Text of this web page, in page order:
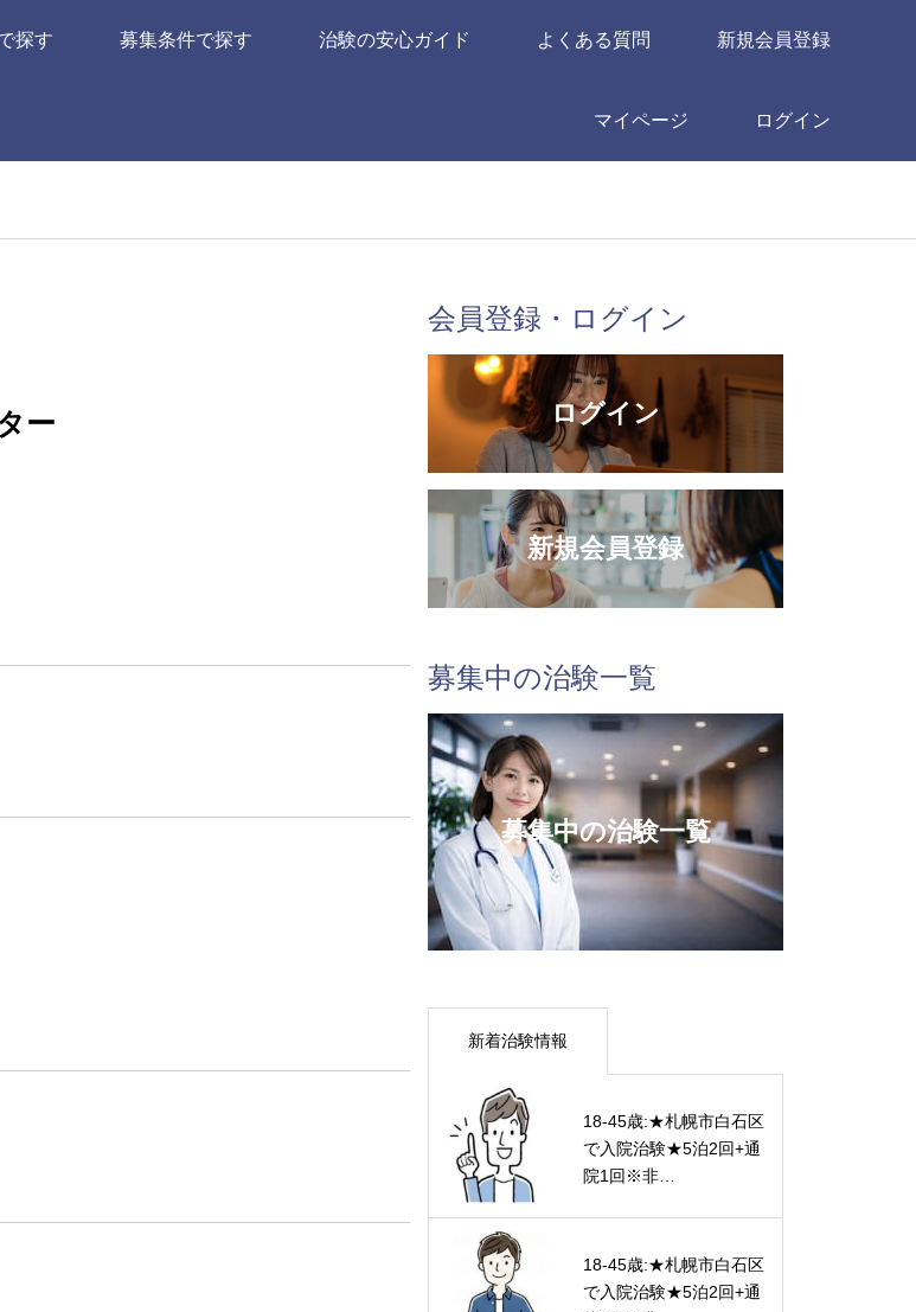
探す 募集条件で探す 治験の安心ガイド よくある質問 新規会員登録
マイページ ログイン
ー
会員登録・ログイン
ログイン
新規会員登録
募集中の治験一覧
募集中の治験一覧
新着治験情報
18-45歳:★札幌市白石区
で入院治験★5泊2回+通
院1回※非…
18-45歳:★札幌市白石区
で入院治験★5泊2回+通